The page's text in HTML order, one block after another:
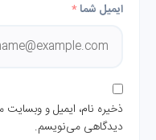
ایمیل شما*
ذخیره نام، ایمیل و وبسایت
دیدگاهی می‌نویسم.